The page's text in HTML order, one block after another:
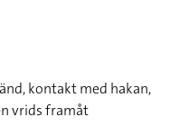
kontakt med hakan,
vrids framåt